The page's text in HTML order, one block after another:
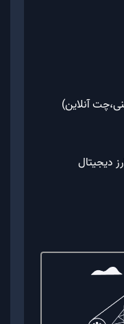
کش دارای رویداد
نصف خواهد شد.
عرضه، و با
کوین مربوطه را
دیجیتال، باید به
پلتفرم معاملاتی
مورد نظر خود را
دیجیتال